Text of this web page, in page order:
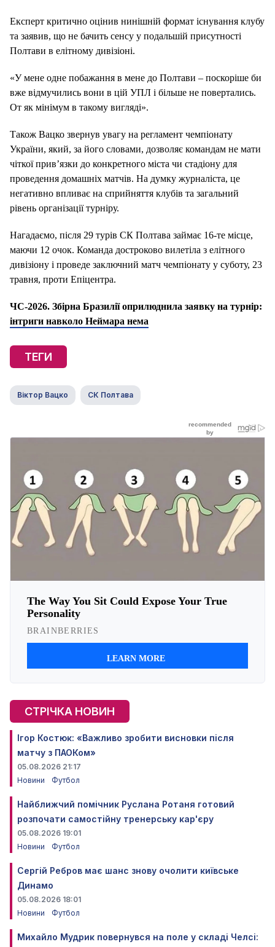
Експерт критично оцінив нинішній формат існування клубу
та заявив, що не бачить сенсу у подальшій присутності
Полтави в елітному дивізіоні.
«У мене одне побажання в мене до Полтави – поскоріше би
вже відмучились вони в цій УПЛ і більше не повертались.
От як мінімум в такому вигляді».
Також Вацко звернув увагу на регламент чемпіонату
України, який, за його словами, дозволяє командам не мати
чіткої прив’язки до конкретного міста чи стадіону для
проведення домашніх матчів. На думку журналіста, це
негативно впливає на сприйняття клубів та загальний
рівень організації турніру.
Нагадаємо, після 29 турів СК Полтава займає 16-те місце,
маючи 12 очок. Команда достроково вилетіла з елітного
дивізіону і проведе заключний матч чемпіонату у суботу, 23
травня, проти Епіцентра.
ЧС-2026. Збірна Бразилії оприлюднила заявку на турнір:
інтриги навколо Неймара нема
ТЕГИ
Віктор Вацко СК Полтава
СТРІЧКА НОВИН
Ігор Костюк: «Важливо зробити висновки після
матчу з ПАОКом»
05.08.2026 21:17
Новини
Футбол
Найближчий помічник Руслана Ротаня готовий
розпочати самостійну тренерську кар'єру
05.08.2026 19:01
Новини
Футбол
Сергій Ребров має шанс знову очолити київське
Динамо
05.08.2026 18:01
Новини
Футбол
Михайло Мудрик повернувся на поле у складі Челсі: